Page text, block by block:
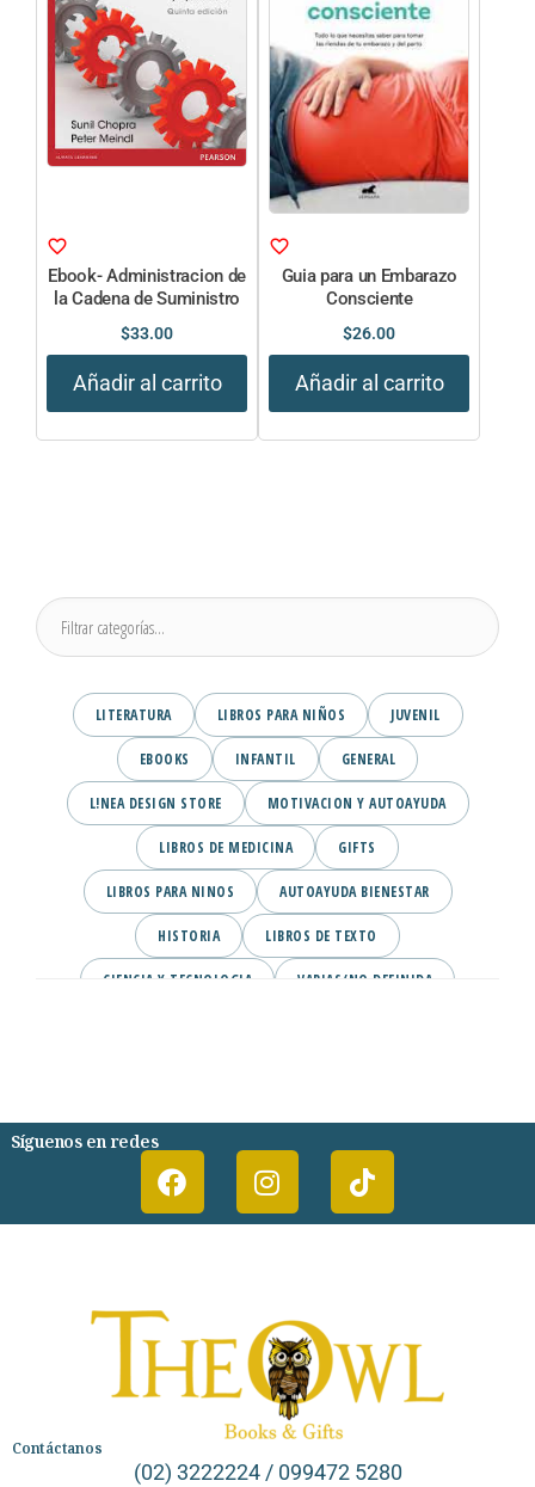
Ebook- Administracion de
la Cadena de Suministro
$33.00
Añadir al carrito
Guia para un Embarazo
Consciente
$26.00
Añadir al carrito
LITERATURA LIBROS PARA NIÑOS JUVENIL
EBOOKS INFANTIL GENERAL
L!NEA DESIGN STORE MOTIVACION Y AUTOAYUDA
LIBROS DE MEDICINA GIFTS
LIBROS PARA NINOS AUTOAYUDA BIENESTAR
HISTORIA LIBROS DE TEXTO
CIENCIA Y TECNOLOGIA VARIAS/NO DEFINIDA
Síguenos en redes
Contáctanos
(02) 3222224 / 099472 5280